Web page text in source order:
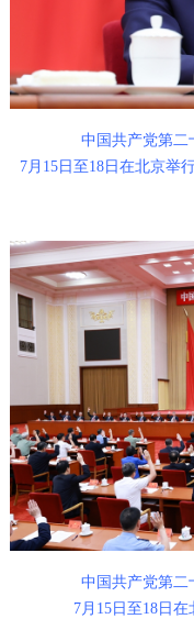
中国共产党第二
7月15日至18日在北京举
中国共产党第二
7月15日至18日